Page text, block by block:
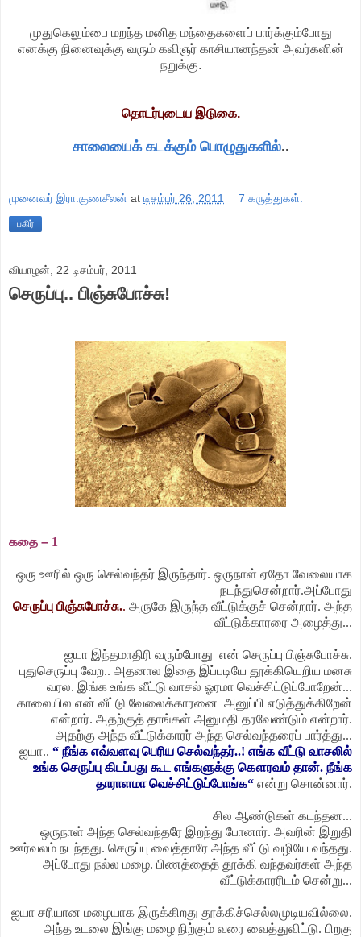
முதுகெலும்பை மறந்த மனித மந்தைகளைப் பார்க்கும்போது
எனக்கு நினைவுக்கு வரும் கவிஞர் காசியானந்தன் அவர்களின்
நறுக்கு.
தொடர்புடைய இடுகை.
சாலையைக் கடக்கும் பொழுதுகளில்..
முனைவர் இரா.குணசீலன் at டிசம்பர் 26, 2011 7 கருத்துகள்:
பகிர்
வியாழன், 22 டிசம்பர், 2011
செருப்பு.. பிஞ்சுபோச்சு!
கதை – 1
ஒரு ஊரில் ஒரு செல்வந்தர் இருந்தார். ஒருநாள் ஏதோ வேலையாக
நடந்துசென்றார்.அப்போது
செருப்பு பிஞ்சுபோச்சு.. அருகே இருந்த வீட்டுக்குச் சென்றார். அந்த
வீட்டுக்காரரை அழைத்து...
ஐயா இந்தமாதிரி வரும்போது என் செருப்பு பிஞ்சுபோச்சு.
புதுசெருப்பு வேற.. அதனால இதை இப்படியே தூக்கியெறிய மனசு
வரல. இங்க உங்க வீட்டு வாசல் ஓரமா வெச்சிட்டுப்போறேன்...
காலையில என் வீட்டு வேலைக்காரனை அனுப்பி எடுத்துக்கிறேன்
என்றார். அதற்குத் தாங்கள் அனுமதி தரவேண்டும் என்றார்.
அதற்கு அந்த வீட்டுக்காரர் அந்த செல்வந்தரைப் பார்த்து...
ஐயா.. “ நீங்க எவ்வளவு பெரிய செல்வந்தர்..! எங்க வீட்டு வாசலில்
உங்க செருப்பு கிடப்பது கூட எங்களுக்கு கௌரவம் தான். நீங்க
தாராளமா வெச்சிட்டுப்போங்க“ என்று சொன்னார்.
சில ஆண்டுகள் கடந்தன...
ஒருநாள் அந்த செல்வந்தரே இறந்து போனார். அவரின் இறுதி
ஊர்வலம் நடந்தது. செருப்பு வைத்தாரே அந்த வீட்டு வழியே வந்தது.
அப்போது நல்ல மழை. பிணத்தைத் தூக்கி வந்தவர்கள் அந்த
வீட்டுக்காரரிடம் சென்று...
ஐயா சரியான மழையாக இருக்கிறது தூக்கிச்செல்லமுடியவில்லை.
அந்த உடலை இங்கு மழை நிற்கும் வரை வைத்துவிட்டு. பிறகு